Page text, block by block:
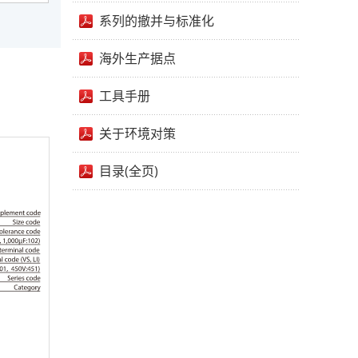
系列的撤并与标准化
海外生产据点
工具手册
关于环境对策
目录(全页)